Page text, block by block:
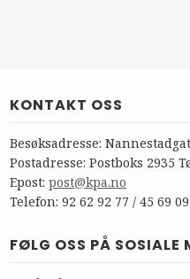
KONTAKT OSS
Besøksadresse:
Postadresse: Postboks 2935
Epost:post@kpa.no
Telefon: 92 62 92 77 / 45 69
FØLG OSS PÅ SOSIALE